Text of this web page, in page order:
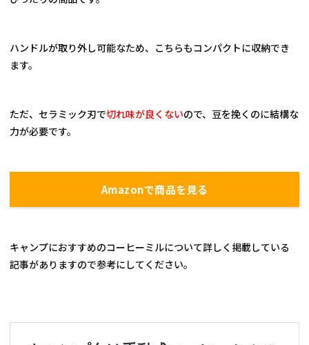
ハンドルが取り外し可能なため、こちらもコンパクトに収納でき
ます。
ただ、セラミック刃で切れ味が良くないので、豆を挽くのに結構な
力が必要です。
Amazonで商品を見る
キャンプにおすすめのコーヒーミルについて詳しく掲載している
記事がありますので参考にしてください。